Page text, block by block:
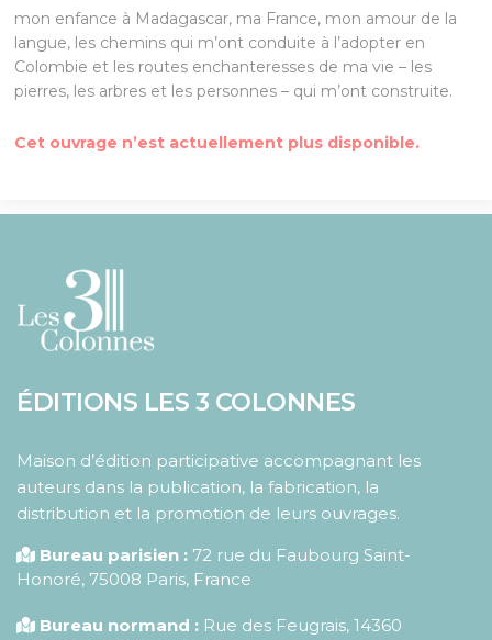
mon enfance à Madagascar, ma France, mon amour de la
langue, les chemins qui m’ont conduite à l’adopter en
Colombie et les routes enchanteresses de ma vie – les
pierres, les arbres et les personnes – qui m’ont construite.
Cet ouvrage n’est actuellement plus disponible.
ÉDITIONS LES 3 COLONNES
Maison d’édition participative accompagnant les
auteurs dans la publication, la fabrication, la
distribution et la promotion de leurs ouvrages.
Bureau parisien : 72 rue du Faubourg Saint-
Honoré, 75008 Paris, France
Bureau normand : Rue des Feugrais, 14360